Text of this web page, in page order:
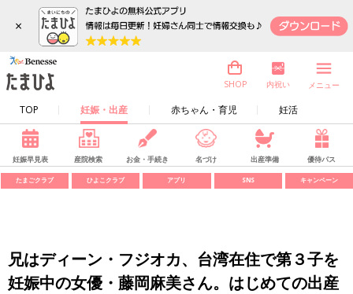
×
TOP 妊娠・出産 赤ちゃん・育児 妊活
SHOP 内祝い メニュー
妊娠早見表 産院検索 お金・手続き 名づけ 出産準備 優待パス
たまごクラブ ひよこクラブ アプリ SNS キャンペーン
兄はディーン・フジオカ、台湾在住で第３子を
妊娠中の女優・藤岡麻美さん。はじめての出産